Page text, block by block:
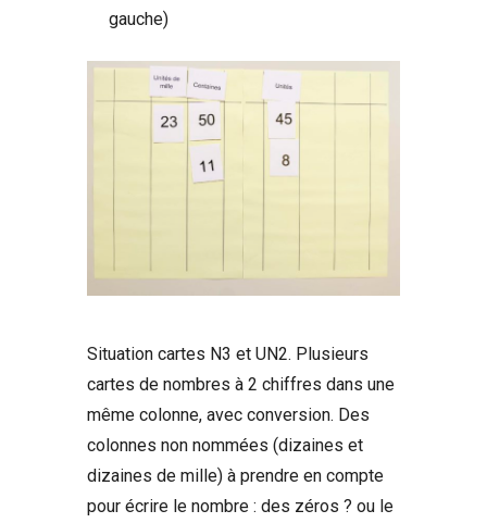
gauche)
Situation cartes N3 et UN2. Plusieurs
cartes de nombres à 2 chiffres dans une
même colonne, avec conversion. Des
colonnes non nommées (dizaines et
dizaines de mille) à prendre en compte
pour écrire le nombre : des zéros ? ou le